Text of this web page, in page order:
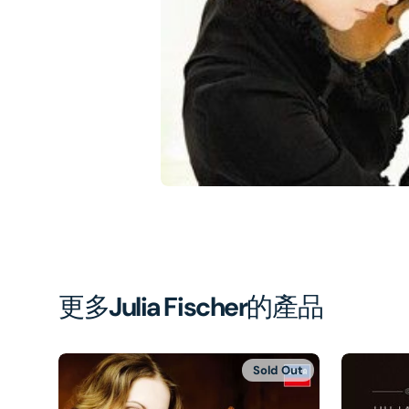
1
in
更多Julia Fischer的產品
Sold Out